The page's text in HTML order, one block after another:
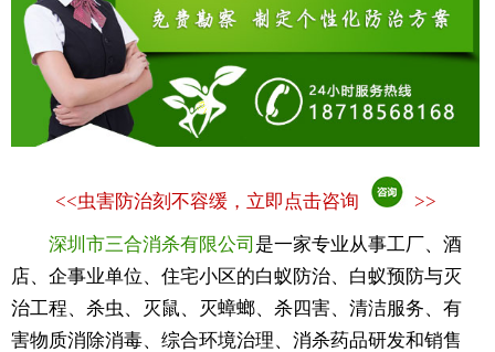
<<虫害防治刻不容缓，立即点击咨询 >>
深圳市三合消杀有限公司 是一家专业从事工厂、酒
店、企事业单位、住宅小区的白蚁防治、白蚁预防与灭
治工程、杀虫、灭鼠、灭蟑螂、杀四害、清洁服务、有
害物质消除消毒、综合环境治理、消杀药品研发和销售